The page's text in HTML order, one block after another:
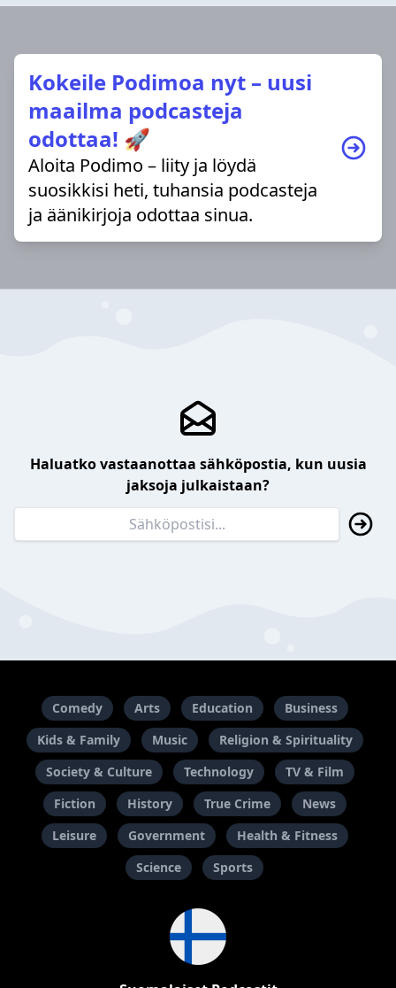
Kokeile Podimoa nyt – uusi
maailma podcasteja
odottaa! 🚀
Aloita Podimo – liity ja löydä
suosikkisi heti, tuhansia podcasteja
ja äänikirjoja odottaa sinua.
Haluatko vastaanottaa sähköpostia, kun uusia
jaksoja julkaistaan?
Comedy Arts Education
Business
Kids & Family
Music
Religion & Spirituality
Society & Culture
Technology
TV & Film
Fiction
History True Crime
News
Leisure
Government
Health & Fitness
Science
Sports